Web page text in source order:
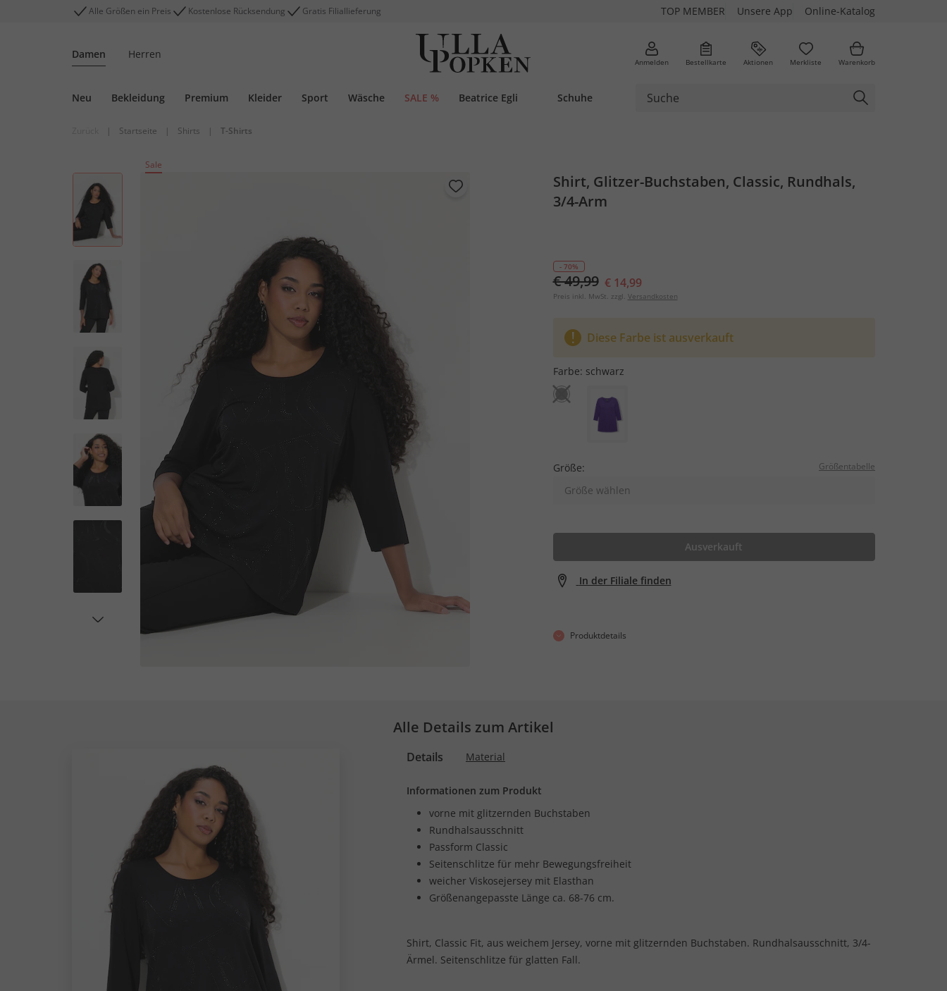
Alle Größen ein Preis Kostenlose Rücksendung Gratis Filiallieferung TOP MEMBER Unsere App Online-Katalog
Damen Herren
Anmelden Bestellkarte Aktionen Merkliste Warenkorb
Neu Bekleidung Premium Kleider Sport Wäsche SALE % Beatrice Egli Schuhe
| Startseite | Shirts | T-Shirts
Sale
Shirt, Glitzer-Buchstaben, Classic, Rundhals,
3/4-Arm
- 70%
€ 49,99 € 14,99
Preis inkl. MwSt. zzgl. Versandkosten
Diese Farbe ist ausverkauft
Farbe: schwarz
Größe: Größentabelle
Größe wählen
Ausverkauft
In der Filiale finden
Produktdetails
Alle Details zum Artikel
Details Material
Informationen zum Produkt
vorne mit glitzernden Buchstaben
Rundhalsausschnitt
Passform Classic
Seitenschlitze für mehr Bewegungsfreiheit
weicher Viskosejersey mit Elasthan
Größenangepasste Länge ca. 68-76 cm.
Shirt, Classic Fit, aus weichem Jersey, vorne mit glitzernden Buchstaben. Rundhalsausschnitt, 3/4-
Ärmel. Seitenschlitze für glatten Fall.